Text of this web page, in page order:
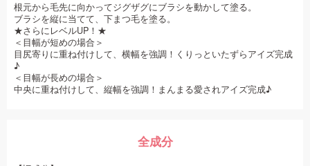
根元から毛先に向かってジグザグにブラシを動かして塗る。
ブラシを縦に当てて、下まつ毛を塗る。
★さらにレベルUP！★
＜目幅が短めの場合＞
目尻寄りに重ね付けして、横幅を強調！くりっといたずらアイズ完成
♪
＜目幅が長めの場合＞
中央に重ね付けして、縦幅を強調！まんまる愛されアイズ完成♪
全成分